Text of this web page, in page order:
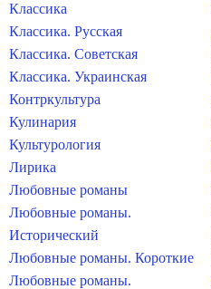
Классика
Классика. Русская
Классика. Советская
Классика. Украинская
Контркультура
Кулинария
Культурология
Лирика
Любовные романы
Любовные романы.
Исторический
Любовные романы. Короткие
Любовные романы.